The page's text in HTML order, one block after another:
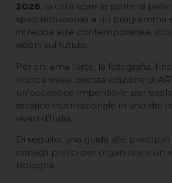
2026, la città apre le porte di
spazi istituzionali a un programma
intreccia arte contemporanea,
visioni sul futuro.
Per chi ama l’arte, la fotografia,
ricerca visiva, questa edizione di
un’occasione imperdibile per
artistico internazionale in uno dei
vivaci d’Italia.
Di seguito, una guida alle
consigli pratici per organizzare un
Bologna.